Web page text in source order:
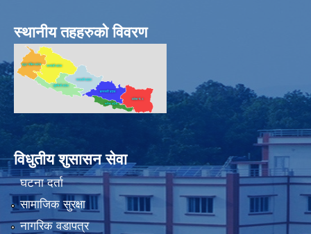
स्थानीय तहहरुको विवरण
विधुतीय शुसासन सेवा
घटना दर्ता
सामाजिक सुरक्षा
नागरिक वडापत्र